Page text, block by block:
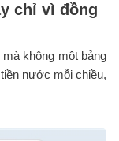
chỉ vì đồng
không một bảng
nước mỗi chiều,